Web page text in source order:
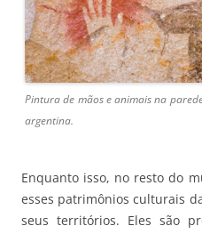
Pintura de mãos e animais na
argentina.
Enquanto isso, no resto do
esses patrimônios culturais
seus territórios. Eles são